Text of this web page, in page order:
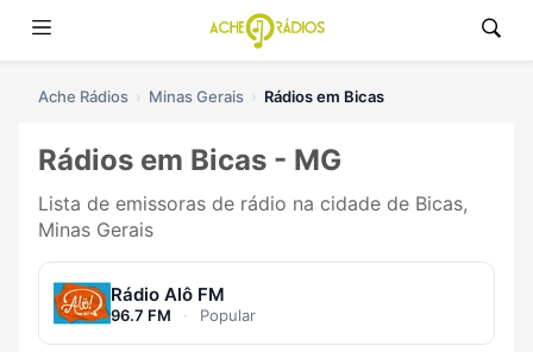
Ache Rádios Minas Gerais Rádios em Bicas
Rádios em Bicas - MG
Lista de emissoras de rádio na cidade de Bicas,
Minas Gerais
Rádio Alô FM
96.7 FM · Popular